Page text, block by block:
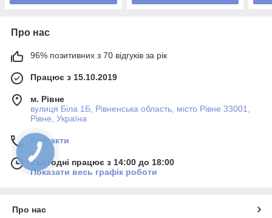
Про нас
96% позитивних з 70 відгуків за рік
Працює з 15.10.2019
м. Рівне
вулиця Біла 1Б, Рівненська область, місто Рівне 33001,
Рівне, Україна
Контакти
Сьогодні працює з 14:00 до 18:00
Показати весь графік роботи
Про нас